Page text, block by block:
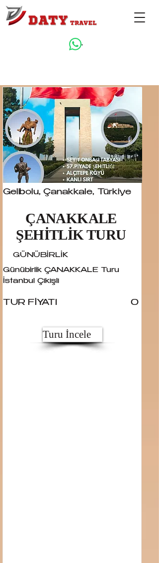
.
Gelibolu, Çanakkale, Türkiye
ÇANAKKALE
ŞEHİTLİK TURU
GÜNÜBİRLİK
Günübirlik ÇANAKKALE Turu
İstanbul Çıkışlı
TUR FİYATI 0
Turu İncele